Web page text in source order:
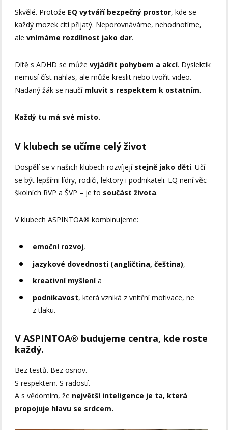
Skvělé. Protože EQ vytváří bezpečný prostor, kde se
každý mozek cítí přijatý. Neporovnáváme, nehodnotíme,
alevnímáme rozdílnost jako dar.
Dítě s ADHD se můževyjádřit pohybem a akcí. Dyslektik
nemusí číst nahlas, ale může kreslit nebo tvořit video.
Nadaný žák se naučí mluvit s respektem k ostatním.
Každý tu má své místo.
V klubech se učíme celý život
Dospělí se v našich klubech rozvíjejí stejně jako děti. Učí
se být lepšími lídry, rodiči, lektory i podnikateli. EQ není věc
školních RVP a ŠVP – je to součást života.
V klubech ASPINTOA® kombinujeme:
emoční rozvoj,
jazykové dovednosti (angličtina, čeština),
kreativní myšlenía
podnikavost, která vzniká z vnitřní motivace, ne
z tlaku.
V ASPINTOA® budujeme centra, kde roste
každý.
Bez testů. Bez osnov.
S respektem. S radostí.
A s vědomím, že největší inteligence je ta, která
propojuje hlavu se srdcem.